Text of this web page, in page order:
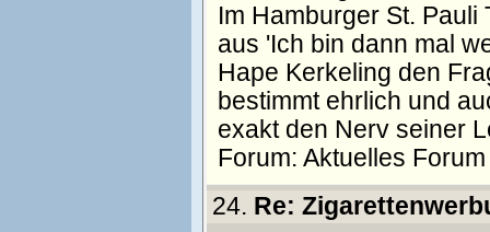
Im Hamburger St.
aus 'Ich bin dann mal
Hape Kerkeling den
bestimmt ehrlich und
exakt den Nerv seiner
Forum: Aktuelles Forum
24. Re: